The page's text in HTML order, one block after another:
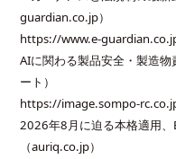
guardian.co.jp）
https://www.e-
AIに関わる製品安全・製造
ート）
https://image.sompo-
2026年8月に迫る本格適用
（auriq.co.jp）